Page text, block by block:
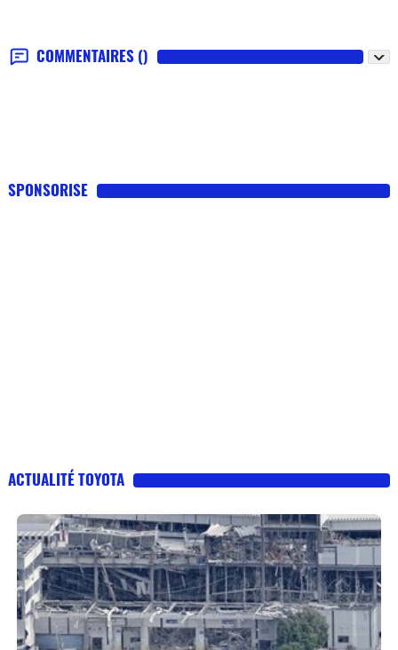
COMMENTAIRES ()
SPONSORISE
ACTUALITÉ TOYOTA